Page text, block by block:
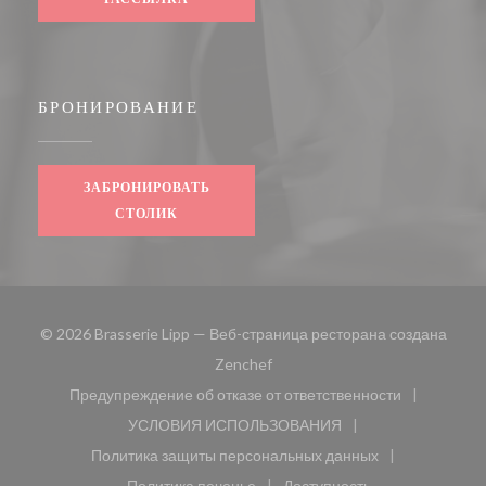
БРОНИРОВАНИЕ
ЗАБРОНИРОВАТЬ
СТОЛИК
© 2026 Brasserie Lipp — Веб-страница ресторана создана
Zenchef((открывается в новом окне))
Предупреждение об отказе от ответственности
((открывается в новом окне))
УСЛОВИЯ ИСПОЛЬЗОВАНИЯ
((открывается в новом окне))
Политика защиты персональных данных
((открывается в новом окне))